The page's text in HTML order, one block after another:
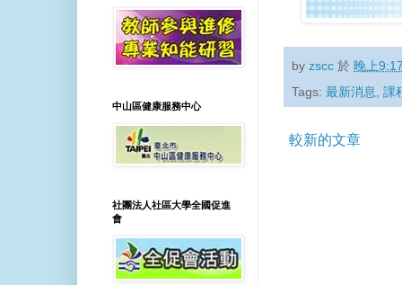
byzscc 於晚上
Tags:最新消息,課
較新的文章
中山區健康服務中心
社團法人社區大學全國促進
會